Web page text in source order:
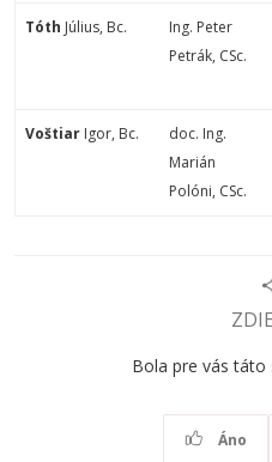
Tóth Július, Bc.
Ing. Peter
Petrák, CSc.
Voštiar Igor, Bc.
doc. Ing.
Marián
Polóni, CSc.
Bola pre vás táto
Áno